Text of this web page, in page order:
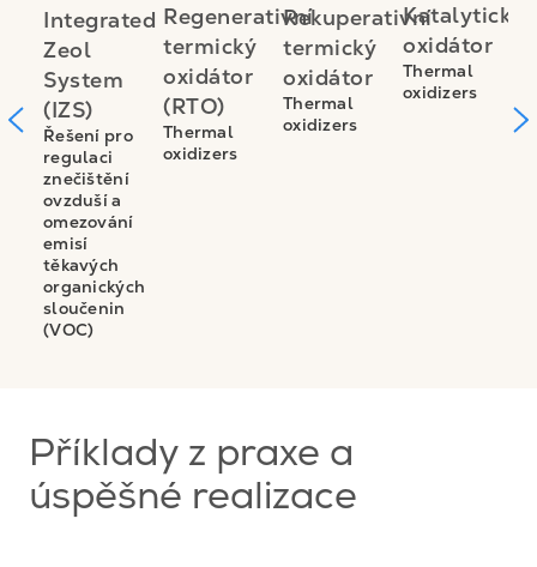
Integrated
Zeol
System
(IZS)
Řešení pro
regulaci
znečištění
ovzduší a
omezování
emisí
těkavých
organických
sloučenin
(VOC)
Regenerativní
termický
oxidátor
(RTO)
Thermal
oxidizers
Rekuperativní
termický
oxidátor
Thermal
oxidizers
Katalytický
oxidátor
Thermal
oxidizers
Příklady z praxe a
úspěšné realizace